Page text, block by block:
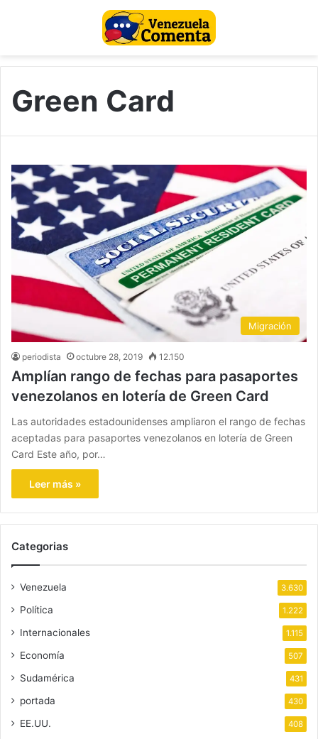
Green Card
Migración
periodista octubre 28, 2019 12.150
Amplían rango de fechas para pasaportes
venezolanos en lotería de Green Card
Las autoridades estadounidenses ampliaron el rango de fechas
aceptadas para pasaportes venezolanos en lotería de Green
Card Este año, por…
Leer más »
Categorias
Venezuela 3.630
Política 1.222
Internacionales 1.115
Economía 507
Sudamérica 431
portada 430
EE.UU. 408